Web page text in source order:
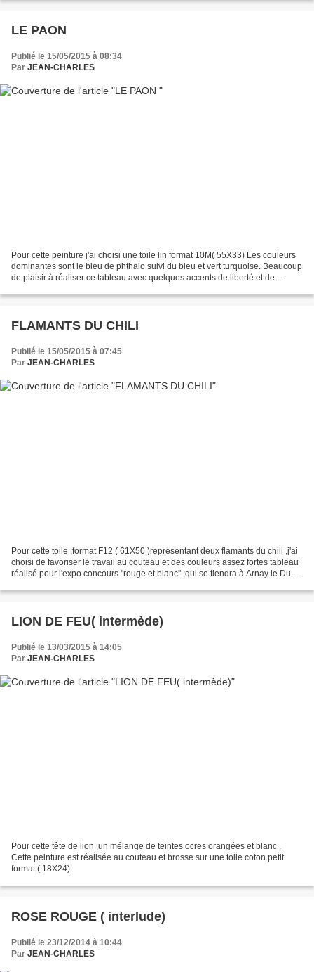
LE PAON
Publié le 15/05/2015 à 08:34
Par JEAN-CHARLES
Pour cette peinture j'ai choisi une toile lin format 10M( 55X33) Les couleurs
dominantes sont le bleu de phthalo suivi du bleu et vert turquoise. Beaucoup
de plaisir à réaliser ce tableau avec quelques accents de liberté et de
FLAMANTS DU CHILI
Publié le 15/05/2015 à 07:45
Par JEAN-CHARLES
Pour cette toile ,format F12 ( 61X50 )représentant deux flamants du chili ,j'ai
choisi de favoriser le travail au couteau et des couleurs assez fortes tableau
réalisé pour l'expo concours ''rouge et blanc'' ;qui se tiendra à Arnay le Duc
LION DE FEU( intermède)
Publié le 13/03/2015 à 14:05
Par JEAN-CHARLES
Pour cette tête de lion ,un mélange de teintes ocres orangées et blanc .
Cette peinture est réalisée au couteau et brosse sur une toile coton petit
format ( 18X24).
ROSE ROUGE ( interlude)
Publié le 23/12/2014 à 10:44
Par JEAN-CHARLES